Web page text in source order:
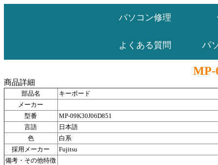
パソコン修理
よくある質問 パ
MP-
商品詳細
部品名
キーボード
メーカー
型番
MP-09K30J06D851
言語
日本語
色
白系
採用メーカー
Fujitsu
備考・その他特徴